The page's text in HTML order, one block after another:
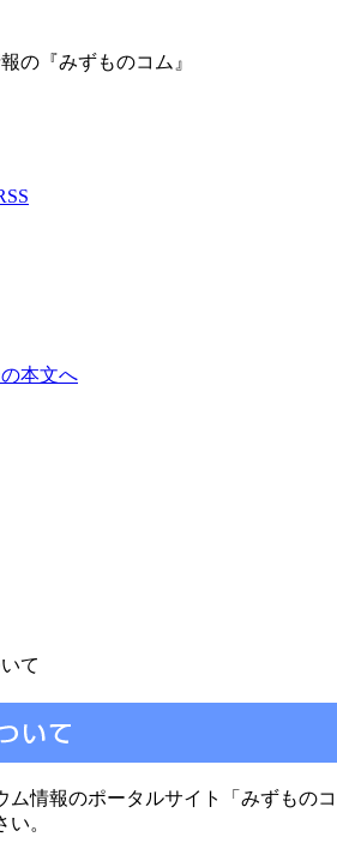
の『みずものコム』
本文へ
て
ム情報のポータルサイト「みずもの
。